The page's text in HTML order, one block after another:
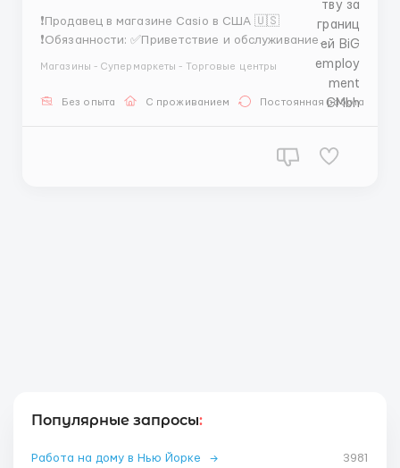
❗️Продавец в магазине Casio в США 🇺🇸
❗️Обязанности: ✅Приветствие и обслуживание
клиентов согласно стандартам обслуживания Casio.
консультирование клиентов и помощь в выборе
Магазины - Супермаркеты - Торговые центры
Без опыта С проживанием Постоянная работа
Популярные запросы:
Работа на дому в Нью Йорке → 3981